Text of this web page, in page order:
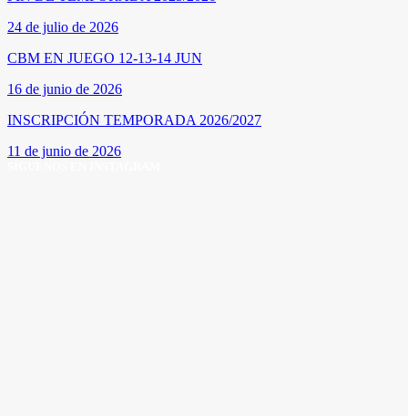
24 de julio de 2026
CBM EN JUEGO 12-13-14 JUN
16 de junio de 2026
INSCRIPCIÓN TEMPORADA 2026/2027
11 de junio de 2026